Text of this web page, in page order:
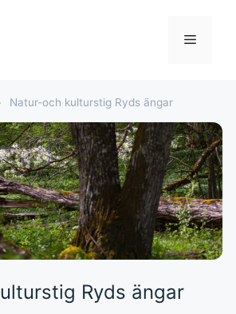
Meny
Natur-och kulturstig Ryds ängar
Ryds ängar